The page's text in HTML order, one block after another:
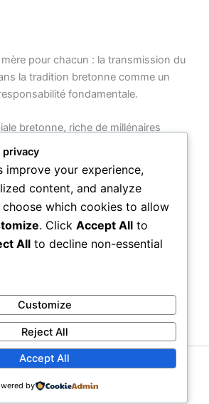
mère pour chacun : la transmission du
la tradition bretonne comme un
fondamentale.
bretonne, riche de millénaires
celtique, constitue un trésor de
la profondeur et la sincérité
bien au-delà des frontières de
forgées dans le sel et le granite
les grandes vérités de l’existence sont
que c’est souvent dans la sobriété
la plus haute sagesse.
SUIVANT
© 2026 Proverbial
privacy
improve your experience,
content, and analyze
which cookies to allow
. Click Accept All to
All to decline non-essential
Customize
Reject All
Accept All
by